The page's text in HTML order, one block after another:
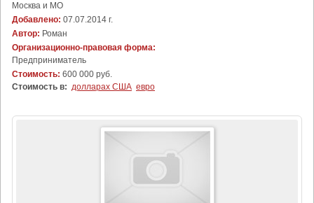
Москва и МО
Добавлено: 07.07.2014 г.
Автор: Роман
Организационно-правовая форма:
Предприниматель
Стоимость: 600 000 руб.
Стоимость в: долларах США евро